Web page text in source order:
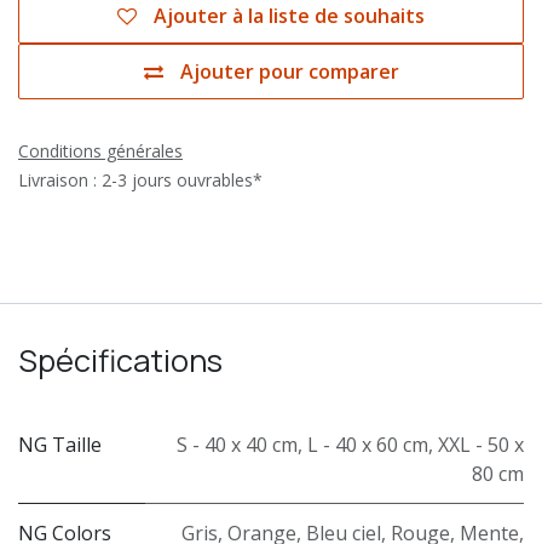
Ajouter pour comparer
Ajouter à la liste de souhaits
Conditions générales
Livraison : 2-3 jours ouvrables*
Spécifications
NG Taille S - 40 x 40 cm, L - 40 x 60 cm, XXL - 50 x
80 cm
NG Colors Gris, Orange, Bleu ciel, Rouge, Mente,